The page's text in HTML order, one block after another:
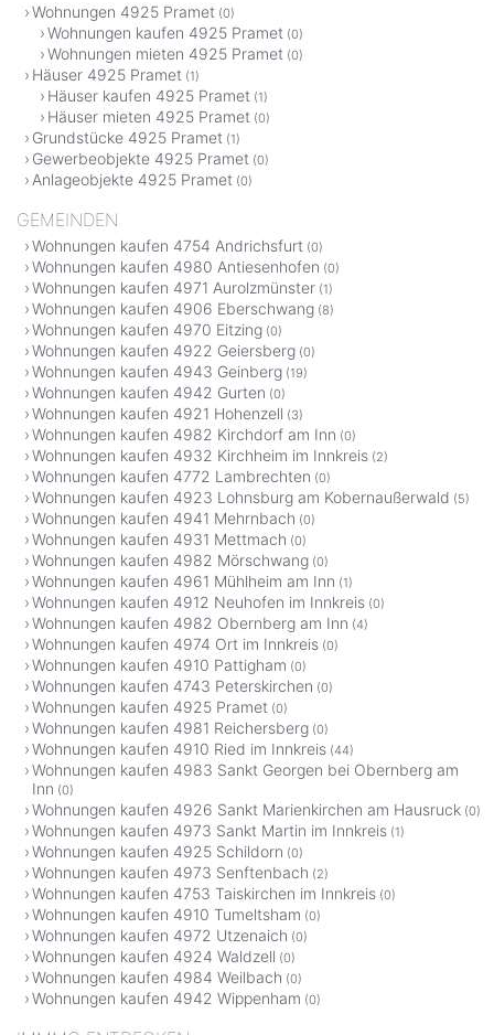
Wohnungen 4925 Pramet (0)
Wohnungen kaufen 4925 Pramet (0)
Wohnungen mieten 4925 Pramet (0)
Häuser 4925 Pramet (1)
Häuser kaufen 4925 Pramet (1)
Häuser mieten 4925 Pramet (0)
Grundstücke 4925 Pramet (1)
Gewerbeobjekte 4925 Pramet (0)
Anlageobjekte 4925 Pramet (0)
GEMEINDEN
Wohnungen kaufen 4754 Andrichsfurt (0)
Wohnungen kaufen 4980 Antiesenhofen (0)
Wohnungen kaufen 4971 Aurolzmünster (1)
Wohnungen kaufen 4906 Eberschwang (8)
Wohnungen kaufen 4970 Eitzing (0)
Wohnungen kaufen 4922 Geiersberg (0)
Wohnungen kaufen 4943 Geinberg (19)
Wohnungen kaufen 4942 Gurten (0)
Wohnungen kaufen 4921 Hohenzell (3)
Wohnungen kaufen 4982 Kirchdorf am Inn (0)
Wohnungen kaufen 4932 Kirchheim im Innkreis (2)
Wohnungen kaufen 4772 Lambrechten (0)
Wohnungen kaufen 4923 Lohnsburg am Kobernaußerwald (5)
Wohnungen kaufen 4941 Mehrnbach (0)
Wohnungen kaufen 4931 Mettmach (0)
Wohnungen kaufen 4982 Mörschwang (0)
Wohnungen kaufen 4961 Mühlheim am Inn (1)
Wohnungen kaufen 4912 Neuhofen im Innkreis (0)
Wohnungen kaufen 4982 Obernberg am Inn (4)
Wohnungen kaufen 4974 Ort im Innkreis (0)
Wohnungen kaufen 4910 Pattigham (0)
Wohnungen kaufen 4743 Peterskirchen (0)
Wohnungen kaufen 4925 Pramet (0)
Wohnungen kaufen 4981 Reichersberg (0)
Wohnungen kaufen 4910 Ried im Innkreis (44)
Wohnungen kaufen 4983 Sankt Georgen bei Obernberg am
Inn (0)
Wohnungen kaufen 4926 Sankt Marienkirchen am Hausruck (0)
Wohnungen kaufen 4973 Sankt Martin im Innkreis (1)
Wohnungen kaufen 4925 Schildorn (0)
Wohnungen kaufen 4973 Senftenbach (2)
Wohnungen kaufen 4753 Taiskirchen im Innkreis (0)
Wohnungen kaufen 4910 Tumeltsham (0)
Wohnungen kaufen 4972 Utzenaich (0)
Wohnungen kaufen 4924 Waldzell (0)
Wohnungen kaufen 4984 Weilbach (0)
Wohnungen kaufen 4942 Wippenham (0)